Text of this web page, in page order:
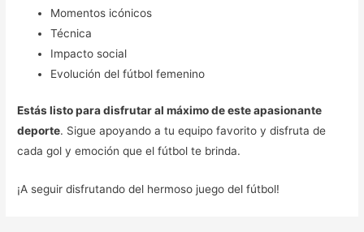
Momentos icónicos
Técnica
Impacto social
Evolución del fútbol femenino
Estás listo para disfrutar al máximo de este apasionante
deporte. Sigue apoyando a tu equipo favorito y disfruta de
cada gol y emoción que el fútbol te brinda.
¡A seguir disfrutando del hermoso juego del fútbol!